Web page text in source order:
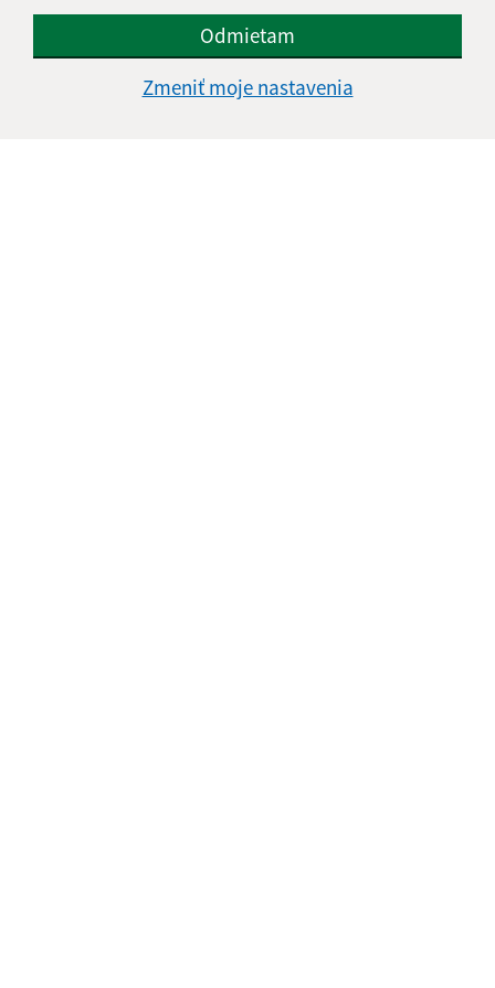
Odmietam
Zmeniť moje nastavenia